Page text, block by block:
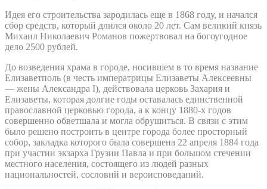
Идея его строительства зародилась еще в 1868 году, и начался
сбор средств, который длился около 20 лет. Сам великий князь
Михаил Николаевич Романов пожертвовал на богоугодное
дело 2500 рублей.
До возведения храма в городе, носившем в то время название
Елизаветполь (в честь императрицы Елизаветы Алексеевны
— жены Александра I), действовала церковь Захария и
Елизаветы, которая долгие годы оставалась единственной
православной церковью города, а к концу 1880-х годов
совершенно обветшала и могла обрушиться. В связи с этим
было решено построить в центре города более просторный
собор, закладка которого была совершена 22 апреля 1884 года
при участии экзарха Грузии Павла и при большом стечении
местного населения, состоящего из людей разных
национальностей, сословий и вероисповеданий.